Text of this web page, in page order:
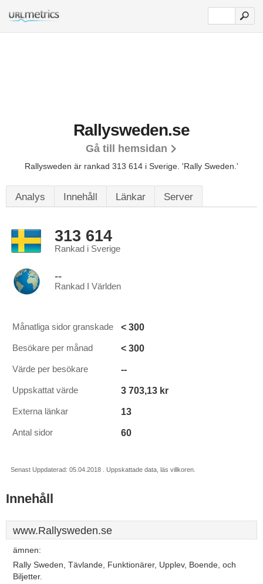
Rallysweden.se
Gå till hemsidan
Rallysweden är rankad 313 614 i Sverige. 'Rally Sweden.'
Analys Innehåll Länkar Server
313 614
Rankad i Sverige
--
Rankad I Världen
Månatliga sidor granskade < 300
Besökare per månad < 300
Värde per besökare --
Uppskattat värde 3 703,13 kr
Externa länkar 13
Antal sidor 60
Senast Uppdaterad: 05.04.2018 . Uppskattade data, läs villkoren.
Innehåll
www.Rallysweden.se
ämnen:
Rally Sweden, Tävlande, Funktionärer, Upplev, Boende, och
Biljetter.